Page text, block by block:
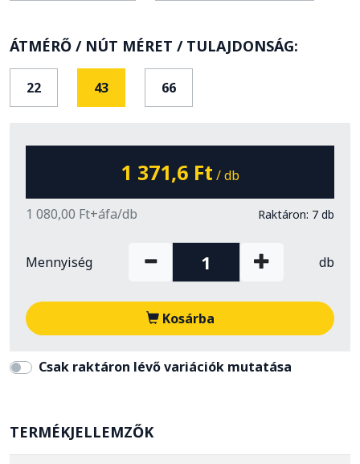
ÁTMÉRŐ / NÚT MÉRET / TULAJDONSÁG:
22 43 66
1 371,6 Ft / db
1 080,00 Ft+áfa/db Raktáron: 7 db
Mennyiség db
Kosárba
Csak raktáron lévő variációk mutatása
TERMÉKJELLEMZŐK